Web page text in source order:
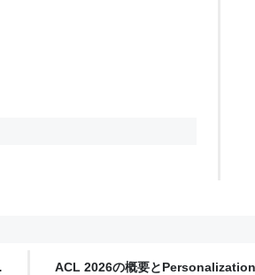
ACL 2026の概要と